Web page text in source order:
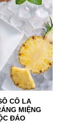
CÔ LA
MIỆNG
ĐÁO